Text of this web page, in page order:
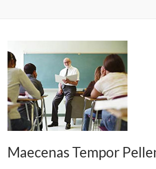
Maecenas Tempor